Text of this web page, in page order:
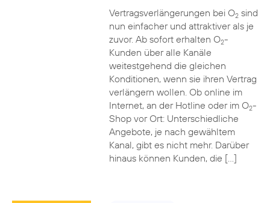
Vertragsverlängerungen bei O2sind
nun einfacher und attraktiver als je
zuvor. Ab sofort erhalten O2-
Kunden über alle Kanäle
weitestgehend die gleichen
Konditionen, wenn sie ihren Vertrag
verlängern wollen. Ob online im
Internet, an der Hotline oder im O2-
Shop vor Ort: Unterschiedliche
Angebote, je nach gewähltem
Kanal, gibt es nicht mehr. Darüber
hinaus können Kunden, die […]